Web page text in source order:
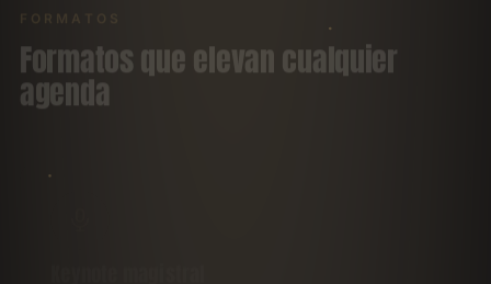
Formatos que elevan cualquier
agenda